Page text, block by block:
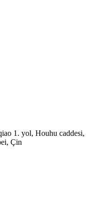
1. yol, Houhu caddesi,
Çin